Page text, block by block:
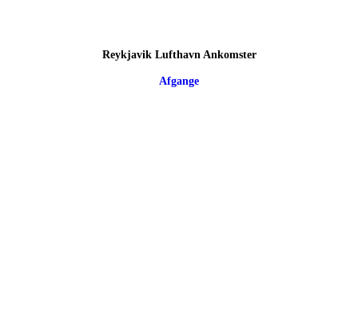
Reykjavik Lufthavn Ankomster
Afgange